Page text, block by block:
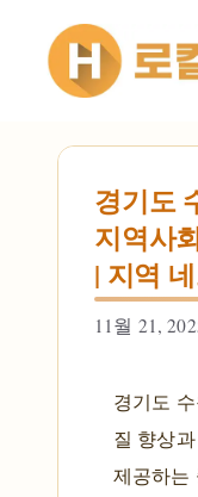
건너뛰기
경기도
지역사
| 지역
11월 21,
경기도
질 향상
제공하는